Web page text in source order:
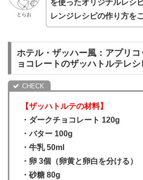
とらお
を使ったオリジナルレシ
レンジレシピの作り方を
ホテル・ザッハー風：アプリ
ョコレートのザッハトルテレシ
【ザッハトルテの材料】
・ダークチョコレート 120g
・バター 100g
・牛乳 50ml
・卵 3個（卵黄と卵白を分ける）
・砂糖 80g